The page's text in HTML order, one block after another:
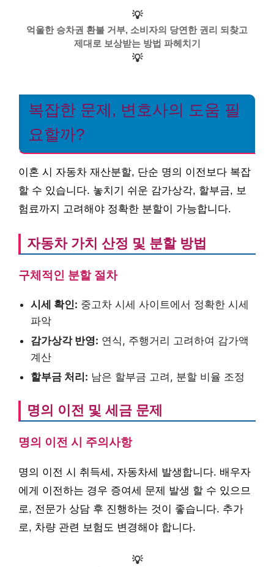
💡
억울한 승차권 환불 거부, 소비자의 당연한 권리 되찾고
제대로 보상받는 방법 파헤치기
💡
복잡한 문제, 변호사의 도움 필
요할까?
이혼 시 자동차 재산분할, 단순 명의 이전보다 복잡
할 수 있습니다. 놓치기 쉬운 감가상각, 할부금, 보
험료까지 고려해야 정확한 분할이 가능합니다.
자동차 가치 산정 및 분할 방법
구체적인 분할 절차
시세 확인: 중고차 시세 사이트에서 정확한 시세
파악
감가상각 반영: 연식, 주행거리 고려하여 감가액
계산
할부금 처리: 남은 할부금 고려, 분할 비율 조정
명의 이전 및 세금 문제
명의 이전 시 주의사항
명의 이전 시 취득세, 자동차세 발생합니다. 배우자
에게 이전하는 경우 증여세 문제 발생 할 수 있으므
로, 전문가 상담 후 진행하는 것이 좋습니다. 추가
로, 차량 관련 보험도 변경해야 합니다.
💡